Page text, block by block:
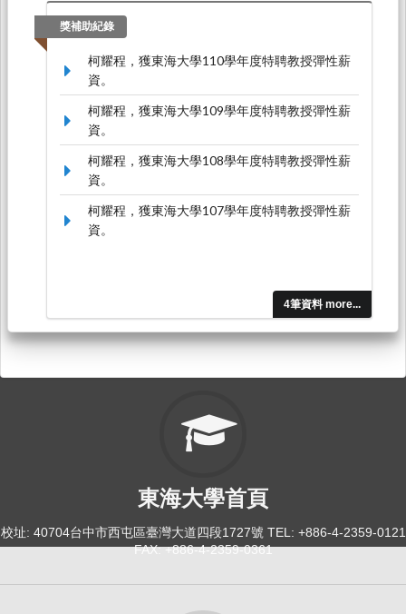
獎補助紀錄
4筆資料 more...
柯耀程，獲東海大學110學年度特聘教授彈性薪
資。
柯耀程，獲東海大學109學年度特聘教授彈性薪
資。
柯耀程，獲東海大學108學年度特聘教授彈性薪
資。
柯耀程，獲東海大學107學年度特聘教授彈性薪
資。
東海大學首頁
校址: 40704台中市西屯區臺灣大道四段1727號 TEL: +886-4-2359-0121
FAX: +886-4-2359-0361